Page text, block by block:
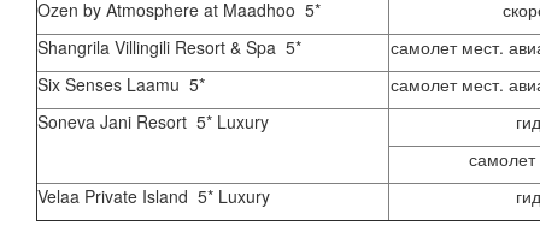
Ozen by Atmosphere at Maadhoo 5*
Shangrila Villingili Resort & Spa 5*
самолет мест.
Six Senses Laamu 5*
самолет мест.
Soneva Jani Resort 5* Luxury
Velaa Private Island 5* Luxury